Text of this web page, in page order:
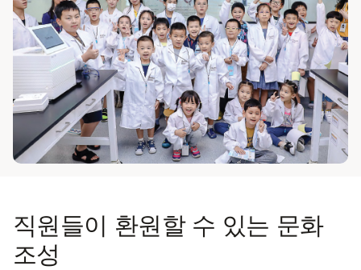
책임
CSR 허브
ALSO EXPLORE
개요서
관리 팀
이사회
윤리 자문 위원회
임상 자문 위원회
직원들이 환원할 수 있는 문화
조성